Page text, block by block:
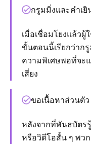
กรูมมิ่งและคำเยิ
เมื่อเชื่อมโยงแล้ว
ขั้นตอนนี้เรียกว่าก
ความพิเศษพอที่จะ
เสี่ยง
ขอเนื้อหาส่วนตัว
หลังจากที่พันธบัตร
หรือวิดีโอสั้น ๆ พว